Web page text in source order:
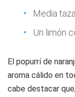
Media
Un limón
El popurrí de
aroma cálido en
cabe destacar